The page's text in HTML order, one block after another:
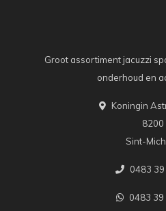
Groot assortiment jacuzzi
onderhoud en
Koningin
8200
Sint-
0483
0483 39